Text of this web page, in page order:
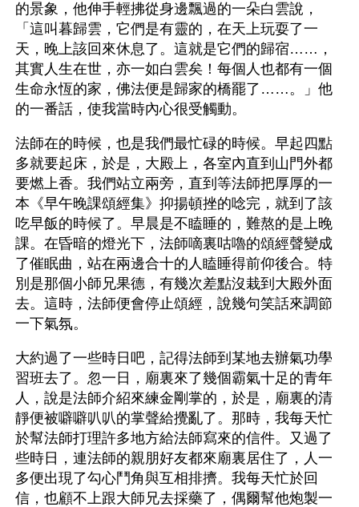
的景象，他伸手輕拂從身邊飄過的一朵白雲說，
「這叫暮歸雲，它們是有靈的，在天上玩耍了一
天，晚上該回來休息了。這就是它們的歸宿……，
其實人生在世，亦一如白雲矣！每個人也都有一個
生命永恆的家，佛法便是歸家的橋罷了……。」他
的一番話，使我當時內心很受觸動。
法師在的時候，也是我們最忙碌的時候。早起四點
多就要起床，於是，大殿上，各室內直到山門外都
要燃上香。我們站立兩旁，直到等法師把厚厚的一
本《早午晚課頌經集》抑揚頓挫的唸完，就到了該
吃早飯的時候了。早晨是不瞌睡的，難熬的是上晚
課。在昏暗的燈光下，法師嘀裏咕嚕的頌經聲變成
了催眠曲，站在兩邊合十的人瞌睡得前仰後合。特
別是那個小師兄果德，有幾次差點沒栽到大殿外面
去。這時，法師便會停止頌經，說幾句笑話來調節
一下氣氛。
大約過了一些時日吧，記得法師到某地去辦氣功學
習班去了。忽一日，廟裏來了幾個霸氣十足的青年
人，說是法師介紹來練金剛掌的，於是，廟裏的清
靜便被噼噼叭叭的掌聲給攪亂了。那時，我每天忙
於幫法師打理許多地方給法師寫來的信件。又過了
些時日，連法師的親朋好友都來廟裏居住了，人一
多便出現了勾心鬥角與互相排擠。我每天忙於回
信，也顧不上跟大師兄去採藥了，偶爾幫他炮製一